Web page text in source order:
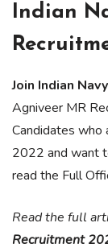
Indian
Join Indian Navy
Agniveer MR
Candidates who
2022 and want
read the Full
Read the full
Recruitment